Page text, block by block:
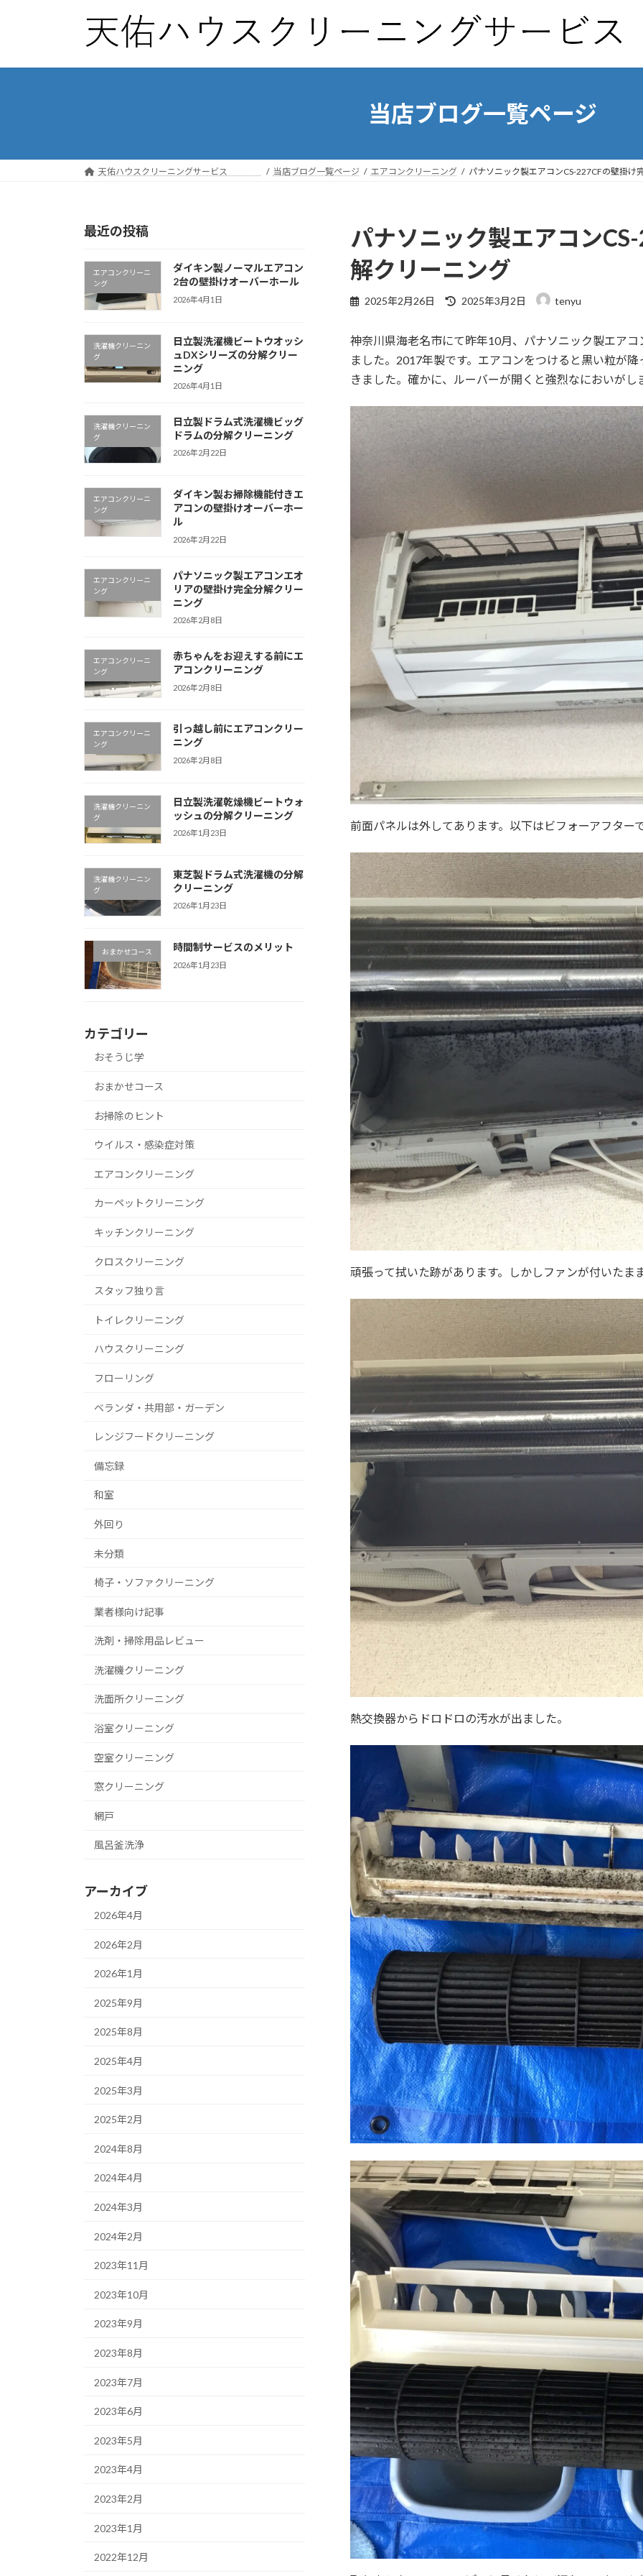
プ
動
当店ブログ一覧ページ
天佑ハウスクリーニングサービス 当店ブログ一覧ページ エアコンクリーニング パナソニック製エアコンCS-227CFの壁掛け
パナソニック製エアコン
解クリーニング
2025年2月26日
最
新
日
:
2025年3月2日 tenyu
神奈川県海老名市にて昨年10月、パナソニック製エア
ました。2017年製です。エアコンをつけると黒い粒が
きました。確かに、ルーバーが開くと強烈なにおいがし
前面パネルは外してあります。以下はビフォーアフター
頑張って拭いた跡があります。しかしファンが付いたま
熱交換器からドロドロの汚水が出ました。
最近の投稿
エアコンクリーニ
ング
ダイキン製ノーマルエアコン
2台の壁掛けオーバーホール
2026年4月1日
洗濯機クリーニン
グ
日立製洗濯機ビートウオッシ
ュDXシリーズの分解クリー
ニング
2026年4月1日
洗濯機クリーニン
グ
日立製ドラム式洗濯機ビッグ
ドラムの分解クリーニング
2026年2月22日
エアコンクリーニ
ング
ダイキン製お掃除機能付きエ
アコンの壁掛けオーバーホー
ル
2026年2月22日
エアコンクリーニ
ング
パナソニック製エアコンエオ
リアの壁掛け完全分解クリー
ニング
2026年2月8日
エアコンクリーニ
ング
赤ちゃんをお迎えする前にエ
アコンクリーニング
2026年2月8日
エアコンクリーニ
ング
引っ越し前にエアコンクリー
ニング
2026年2月8日
洗濯機クリーニン
グ
日立製洗濯乾燥機ビートウォ
ッシュの分解クリーニング
2026年1月23日
洗濯機クリーニン
グ
東芝製ドラム式洗濯機の分解
クリーニング
2026年1月23日
おまかせコース 時間制サービスのメリット
2026年1月23日
カテゴリー
おそうじ学
おまかせコース
お掃除のヒント
ウイルス・感染症対策
エアコンクリーニング
カーペットクリーニング
キッチンクリーニング
クロスクリーニング
スタッフ独り言
トイレクリーニング
ハウスクリーニング
フローリング
ベランダ・共用部・ガーデン
レンジフードクリーニング
備忘録
和室
外回り
未分類
椅子・ソファクリーニング
業者様向け記事
洗剤・掃除用品レビュー
洗濯機クリーニング
洗面所クリーニング
浴室クリーニング
空室クリーニング
窓クリーニング
網戸
風呂釜洗浄
アーカイブ
2026年4月
2026年2月
2026年1月
2025年9月
2025年8月
2025年4月
2025年3月
2025年2月
2024年8月
2024年4月
2024年3月
2024年2月
2023年11月
2023年10月
2023年9月
2023年8月
2023年7月
2023年6月
2023年5月
2023年4月
2023年2月
2023年1月
2022年12月